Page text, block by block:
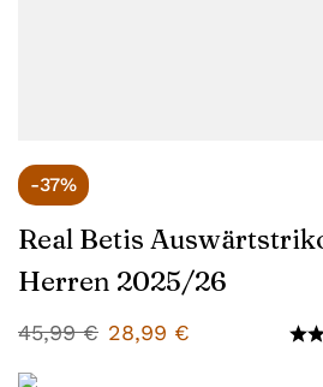
-37%
Real Betis
Herren 2025/26
45,99€ 28,99 €